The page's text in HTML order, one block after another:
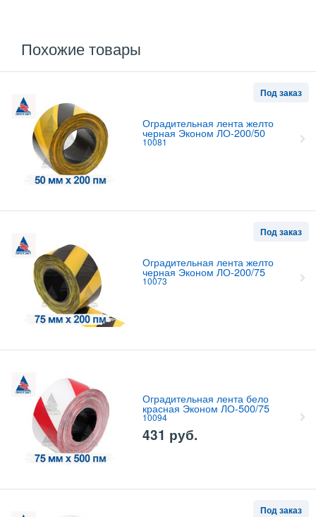
Похожие товары
Оградительная лента желто
черная Эконом ЛО-200/50
10081
Под заказ
Оградительная лента желто
черная Эконом ЛО-200/75
10073
Под заказ
Оградительная лента бело
красная Эконом ЛО-500/75
10094
431 руб.
Под заказ